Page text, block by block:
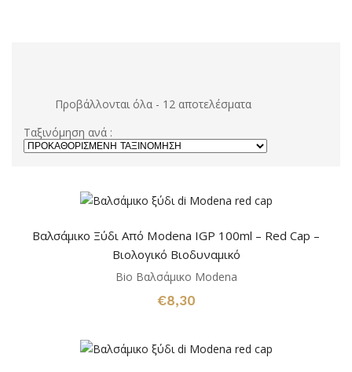
Προβάλλονται όλα - 12 αποτελέσματα
Ταξινόμηση ανά :
Βαλσάμικο Ξύδι Από Modena IGP 100ml – Red Cap –
Βιολογικό Βιοδυναμικό
Bio Βαλσάμικο Modena
€8,30